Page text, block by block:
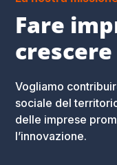
Fare
Vogliamo
sociale del
delle imprese
l’innovazione.